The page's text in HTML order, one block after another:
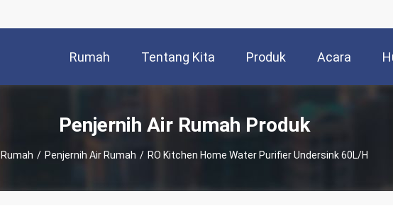
Rumah Tentang Kita Produk Acara
Penjernih Air Rumah Produk
Rumah / Penjernih Air Rumah / RO Kitchen Home Water Purifier Undersink 60L/h